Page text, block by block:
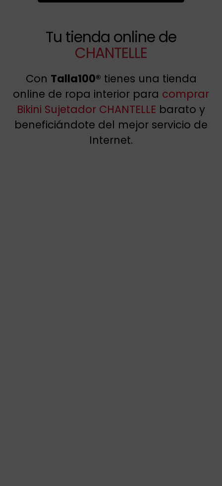
Tu tienda online de
CHANTELLE
Con Talla100® tienes una tienda
online de ropa interior para comprar
Bikini Sujetador CHANTELLE barato y
beneficiándote del mejor servicio de
Internet.